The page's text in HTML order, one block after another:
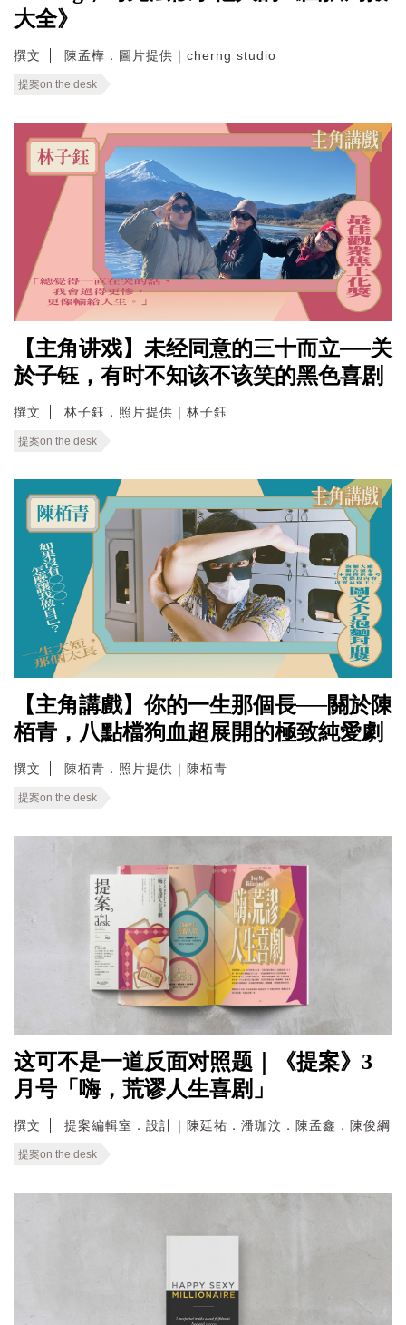
大全》
撰文 陳孟樺．圖片提供｜cherng studio
提案on the desk
【主角讲戏】未经同意的三十而立──关
於子钰，有时不知该不该笑的黑色喜剧
撰文 林子鈺．照片提供｜林子鈺
提案on the desk
【主角講戲】你的一生那個長──關於陳
栢青，八點檔狗血超展開的極致純愛劇
撰文 陳栢青．照片提供｜陳栢青
提案on the desk
这可不是一道反面对照题｜《提案》3
月号「嗨，荒谬人生喜剧」
撰文 提案編輯室．設計｜陳廷祐．潘珈汶．陳孟鑫．陳俊綱
提案on the desk